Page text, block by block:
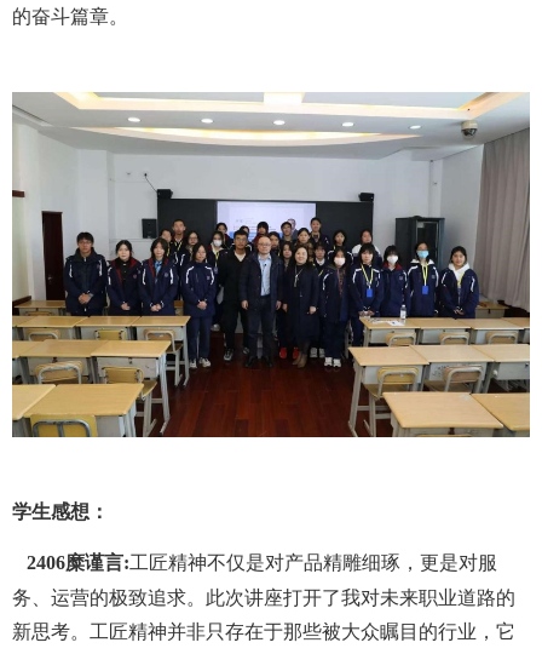
的奋斗篇章。
学生感想：
2406糜谨言:工匠精神不仅是对产品精雕细琢，更是对服
务、运营的极致追求。 此次讲座打开了我对未来职业道路的
新思考。工匠精神并非只存在于那些被大众瞩目的行业，它